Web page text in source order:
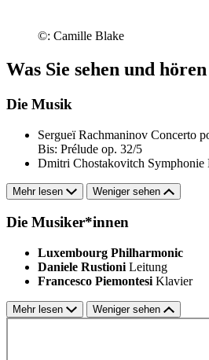
©: Camille Blake
Was Sie sehen und
Die Musik
Sergueï Rachmaninov Concerto
Bis: Prélude op. 32/5
Dmitri Chostakovitch Symphonie
Mehr lesen Weniger sehen
Die Musiker*innen
Luxembourg Philharmonic
Daniele Rustioni Leitung
Francesco Piemontesi Klavier
Mehr lesen Weniger sehen